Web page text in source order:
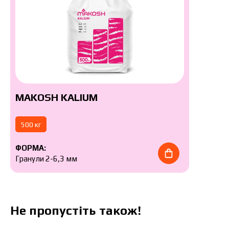
MAKOSH KALIUM
500 кг
ФОРМА:
Гранули 2-6,3 мм
Не пропустіть також!